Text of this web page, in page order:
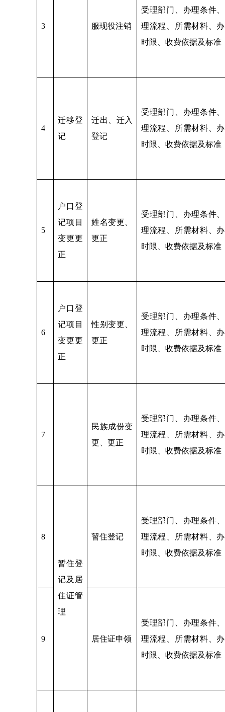
3 服现役注销
受理部门、办理条件
理流程、所需材料、
时限、收费依据及标准
4
迁移登
记
迁出、迁入
登记
受理部门、办理条件
理流程、所需材料、
时限、收费依据及标准
5
户口登
记项目
变更更
正
姓名变更、
更正
受理部门、办理条件
理流程、所需材料、
时限、收费依据及标准
6
户口登
记项目
变更更
正
性别变更、
更正
受理部门、办理条件
理流程、所需材料、
时限、收费依据及标准
7
民族成份变
更、更正
受理部门、办理条件
理流程、所需材料、
时限、收费依据及标准
8
暂住登
记及居
住证管
理
暂住登记
受理部门、办理条件
理流程、所需材料、
时限、收费依据及标准
9 居住证申领
受理部门、办理条件
理流程、所需材料、
时限、收费依据及标准